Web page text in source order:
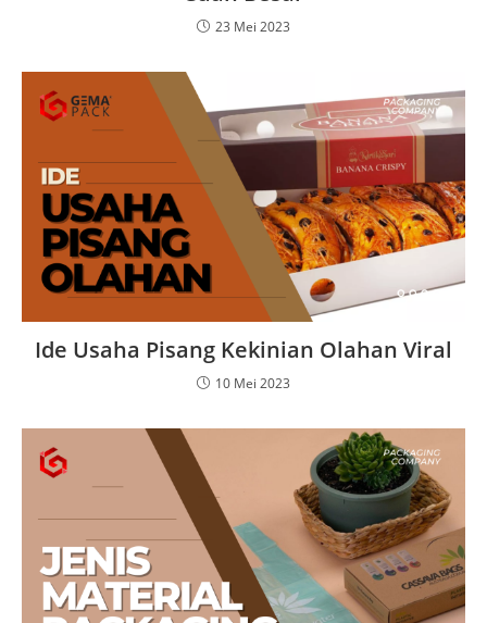
23 Mei 2023
Ide Usaha Pisang Kekinian Olahan Viral
10 Mei 2023